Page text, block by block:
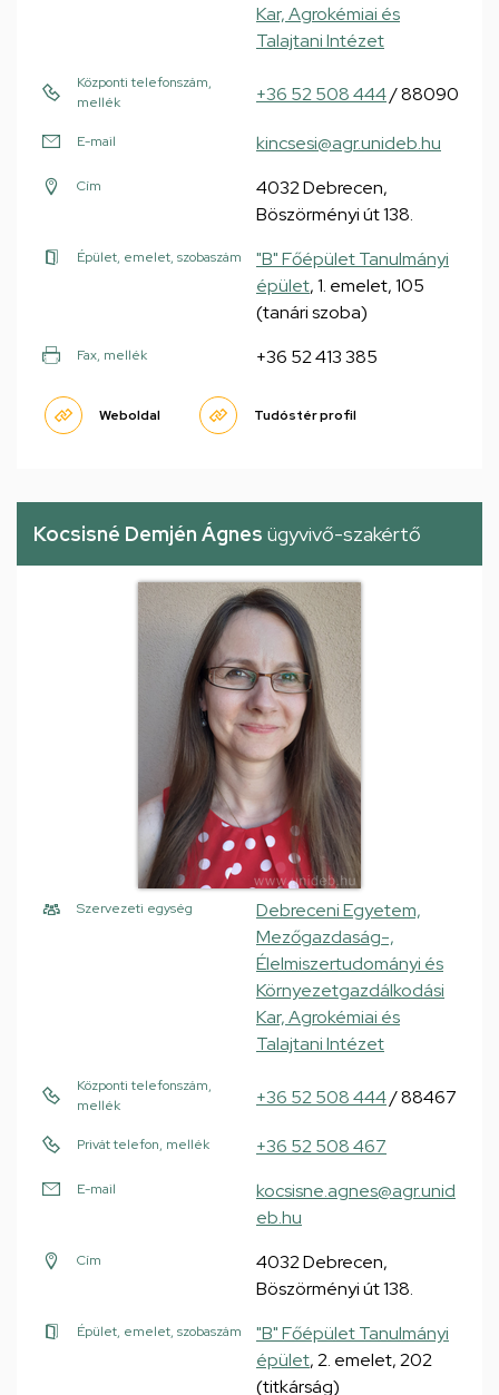
Kar, Agrokémiai és
Talajtani Intézet
Központi telefonszám,
mellék
+36 52 508 444/ 88090
E-mail kincsesi@agr.unideb.hu
Cím
4032 Debrecen,
Böszörményi út 138.
Épület, emelet, szobaszám
"B" Főépület Tanulmányi
épület, 1. emelet, 105
(tanári szoba)
Fax, mellék +36 52 413 385
Weboldal Tudóstér profil
Kocsisné Demjén Ágnes ügyvivő-szakértő
Szervezeti egység
Debreceni Egyetem,
Mezőgazdaság-,
Élelmiszertudományi és
Környezetgazdálkodási
Kar, Agrokémiai és
Talajtani Intézet
Központi telefonszám,
mellék
+36 52 508 444/ 88467
Privát telefon, mellék +36 52 508 467
E-mail
kocsisne.agnes@agr.unid
eb.hu
Cím
4032 Debrecen,
Böszörményi út 138.
Épület, emelet, szobaszám
"B" Főépület Tanulmányi
épület, 2. emelet, 202
(titkárság)